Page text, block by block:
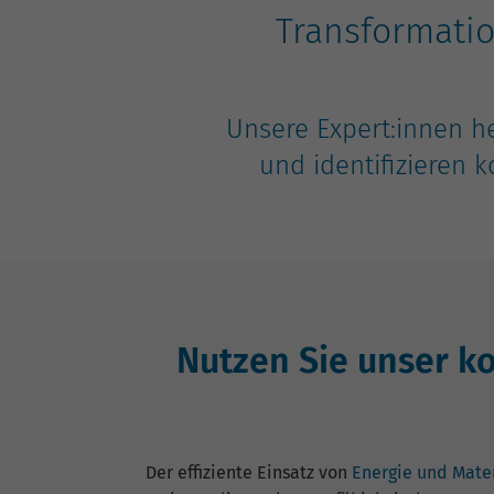
Unsere Expert:innen
und identifizieren
Nutzen Sie unser
Der effiziente Einsatz von Energie und